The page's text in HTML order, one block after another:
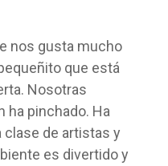
nos gusta mucho
que está
Nosotras
ha pinchado. Ha
clase de artistas y
es divertido y